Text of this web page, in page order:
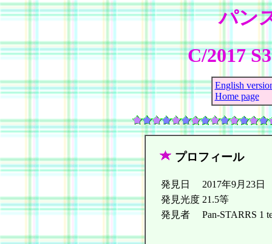
パン
C/2017
English
Home page
プロフィール
発見日
2017年9月23日
発見光度 21.5等
発見者
Pan-STARRS 1